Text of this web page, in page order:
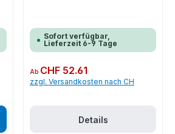
Sofort verfügbar,
Lieferzeit 6-9 Tage
Regulärer Preis:
Ab CHF 52.61
zzgl. Versandkosten nach CH
Details